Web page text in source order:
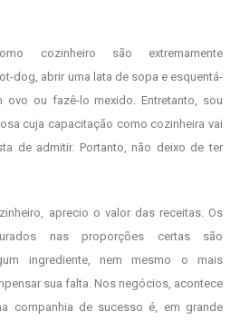
cozinheiro são extremamente
dog, abrir uma lata de sopa e esquentá-
ovo ou fazê-lo mexido. Entretanto, sou
cuja capacitação como cozinheira vai
de admitir. Portanto, não deixo de ter
aprecio o valor das receitas. Os
nas proporções certas são
ingrediente, nem mesmo o mais
sua falta. Nos negócios, acontece
companhia de sucesso é, em grande